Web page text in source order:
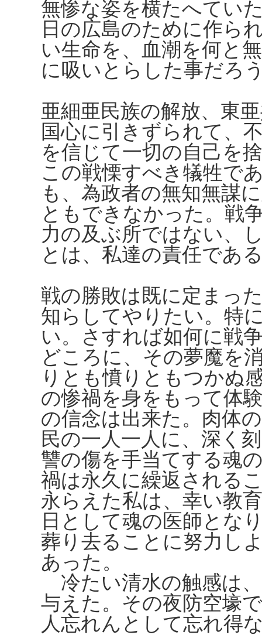
無惨な姿を横たへてい
日の広島のために作ら
い生命を、血潮を何と
に吸いとらした事だろ
亜細亜民族の解放、東
国心に引きずられて、
を信じて一切の自己を
この戦慄すべき犠牲で
も、為政者の無知無謀
ともできなかった。戦
力の及ぶ所ではない、
とは、私達の責任であ
戦の勝敗は既に定まっ
知らしてやりたい。特
い。さすれば如何に戦
どころに、その夢魔を
りとも憤りともつかぬ
の惨禍を身をもって体
の信念は出来た。肉体
民の一人一人に、深く
讐の傷を手当てする魂
禍は永久に繰返される
永らえた私は、幸い教
日として魂の医師とな
葬り去ることに努力し
あった。
冷たい清水の触感は
与えた。その夜防空壕
人忘れんとして忘れ得